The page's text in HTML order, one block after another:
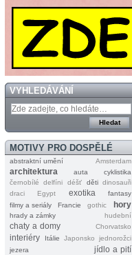
VYHLEDÁVÁNÍ
MOTIVY PRO DOSPĚLÉ
abstraktní umění Amsterdam
architektura auta
cyklistika
černobílé
delfíni déšť děti dinosauři
draci
Egypt exotika
fantasy
filmy a seriály
Francie gothic hory
hrady a zámky hudební
chaty a domy Chorvatsko
interiéry Itálie Japonsko
jednorožci
jezera
jídlo a pití